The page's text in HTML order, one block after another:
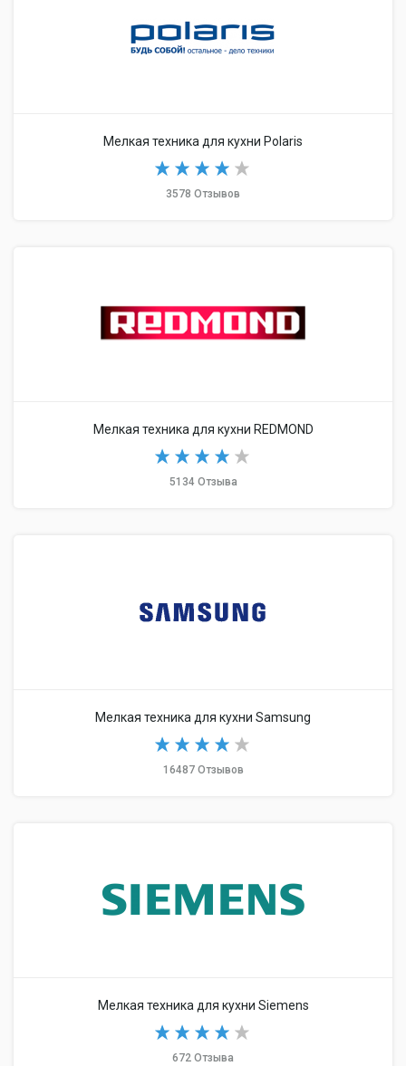
Мелкая техника для кухни Polaris
3578 Отзывов
Мелкая техника для кухни REDMOND
5134 Отзыва
Мелкая техника для кухни Samsung
16487 Отзывов
Мелкая техника для кухни Siemens
672 Отзыва